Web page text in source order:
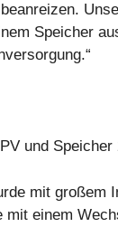
Speicher
und Speicher
mit großem
einem